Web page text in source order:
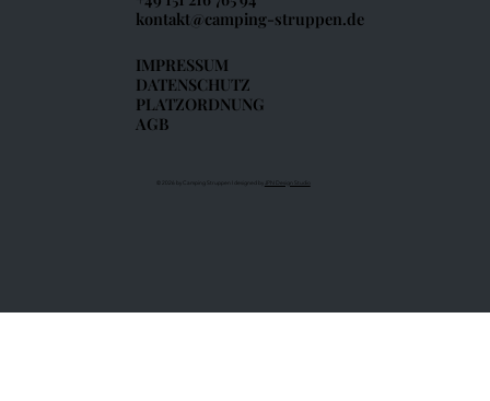
IMPRESSUM
DATENSCHUTZ
PLATZORDNUNG
AGB
kontakt@camping-struppen.de
© 2026 by Camping Struppen I designed by JPN Design Studio